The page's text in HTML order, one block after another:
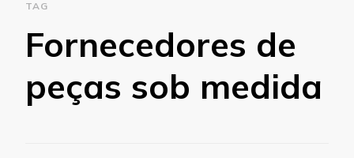
TAG
Fornecedores de
peças sob medida